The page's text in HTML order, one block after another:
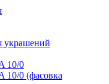
украшений
10/0
10/0 (фасовка